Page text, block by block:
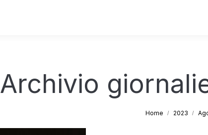
Archivio
Tu sei qui:
Home 2023